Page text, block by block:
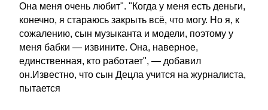
Она меня очень любит". "Когда у меня есть деньги,
конечно, я стараюсь закрыть всё, что могу. Но я, к
сожалению, сын музыканта и модели, поэтому у
меня бабки — извините. Она, наверное,
единственная, кто работает", — добавил
он.Известно, что сын Децла учится на журналиста,
пытается